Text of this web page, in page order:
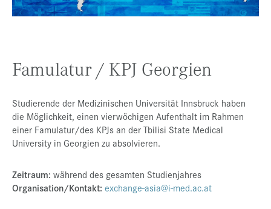
Jobs
de |en
Famulatur / KPJ Georgien
Studierende der Medizinischen Universität Innsbruck haben
die Möglichkeit, einen vierwöchigen Aufenthalt im Rahmen
einer Famulatur/des KPJs an der Tbilisi State Medical
University in Georgien zu absolvieren.
Zeitraum: während des gesamten Studienjahres
Organisation/Kontakt: exchange-asia@i-med.ac.at